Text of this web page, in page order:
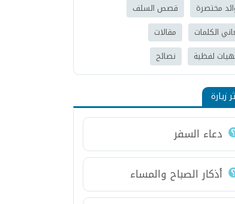
مختصرة
قصص السلف
الكلمات
مقالات
لفظية
نصائح
زيارة
دعاء السفر
أذكار الصباح والمساء